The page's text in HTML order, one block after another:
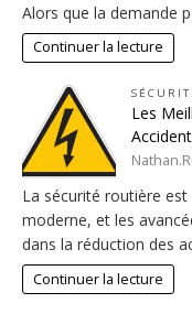
Alors que la demande
Continuer la lecture
Les
La sécurité routière
moderne, et les
dans la réduction des
Continuer la lecture